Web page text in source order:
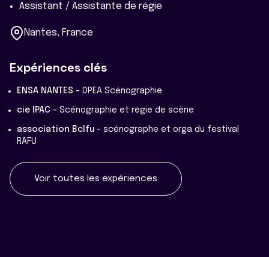
Assistant / Assistante de régie
Nantes, France
Expériences clés
ENSA NANTES - DPEA Scénographie
cie IPAC - Scénographie et régie de scène
association Bclfu - scénographe et orga du festival
RAFU
Voir toutes les expériences